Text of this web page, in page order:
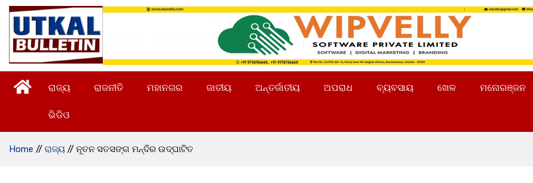
ରାଜ୍ୟ ରାଜନୀତି ମହାନଗର ଜାତୀୟ ଅନ୍ତର୍ଜାତୀୟ ଅପରାଧ ବ୍ୟବସାୟ ଖେଳ ମନୋରଞ୍ଜନ
ଭିଡିଓ
Home // ରାଜ୍ୟ // ନୂତନ ସତସଙ୍ଗ ମନ୍ଦିର ଉଦ୍ଘାଟିତ